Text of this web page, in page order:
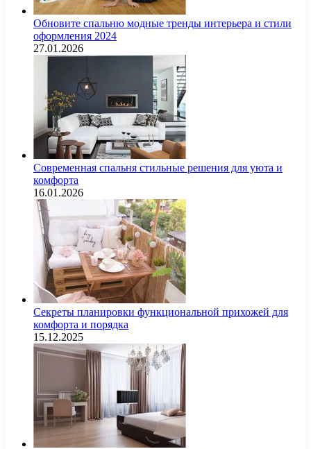
Обновите спальню модные тренды интерьера и стили
оформления 2024
27.01.2026
Современная спальня стильные решения для уюта и
комфорта
16.01.2026
Секреты планировки функциональной прихожей для
комфорта и порядка
15.12.2025